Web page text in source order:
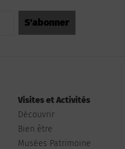
Visites et Activités
Découvrir
Bien être
Musées Patrimoine